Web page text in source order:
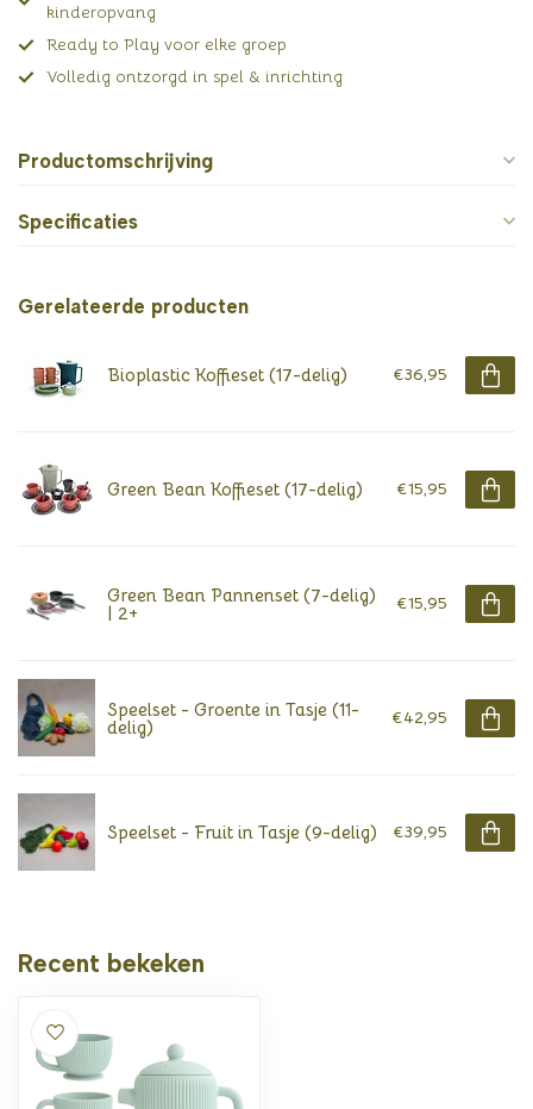
kinderopvang
Ready to Play voor elke groep
Volledig ontzorgd in spel & inrichting
Productomschrijving
Specificaties
Gerelateerde producten
Bioplastic Koffieset (17-delig) €36,95
Green Bean Koffieset (17-delig) €15,95
Green Bean Pannenset (7-delig)
| 2+ €15,95
Speelset - Groente in Tasje (11-
delig) €42,95
Speelset - Fruit in Tasje (9-delig) €39,95
Recent bekeken